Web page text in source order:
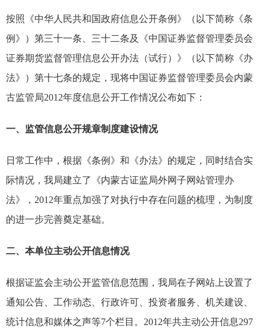
按照《中华人民共和国政府信息公开条例》（以下简称《条
例》）第三十一条、三十二条及《中国证券监督管理委员会
证券期货监督管理信息公开办法（试行）》（以下简称《办
法》）第十七条的规定，现将中国证券监督管理委员会内蒙
古监管局2012年度信息公开工作情况公布如下：
一、 监管信息公开规章制度建设情况
日常工作中，根据《条例》和《办法》的规定，同时结合实
际情况，我局建立了《内蒙古证监局外网子网站管理办
法》， 2012年重点加强了对执行中存在问题的梳理，为制度
的进一步完善奠定基础。
二、本单位主动公开信息情况
根据证监会主动公开监管信息范围，我局在子网站上设置了
通知公告、工作动态、行政许可、投资者服务、机关建设、
统计信息和媒体之声等7个栏目。 2012年共主动公开信息297